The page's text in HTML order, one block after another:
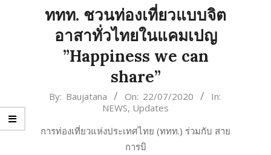
ททท. ชวนท่องเที่ยวแบบจิต
อาสาทั่วไทยในแคมเปญ
”Happiness we can
share”
2020-
22
By: Baujatana On: 22/07/2020
In:
NEWS, Updates
การท่องเที่ยวแห่งประเทศไทย (ททท.) ร่วมกับ สาย
การบิ